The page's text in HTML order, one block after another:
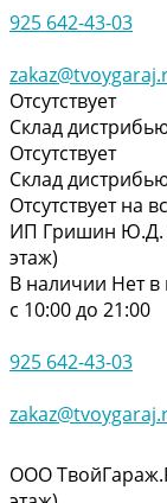
925 642-43-03
Отсутствует
Склад
Отсутствует
Склад
Отсутствует на
ИП Гришин Ю.Д.
этаж)
В наличии Нет
с 10:00 до 21:00
925 642-43-03
ООО